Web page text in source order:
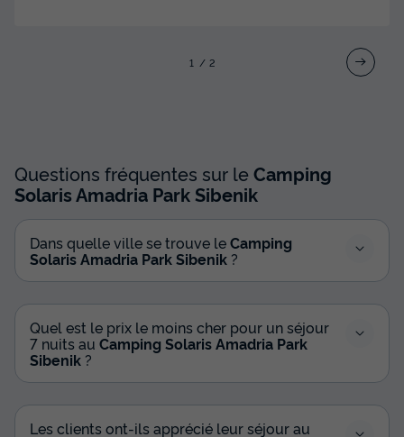
1 2
Questions fréquentes sur leCamping
Solaris Amadria Park Sibenik
Dans quelle ville se trouve leCamping
Solaris Amadria Park Sibenik ?
Quel est le prix le moins cher pour un séjour
7 nuits au Camping Solaris Amadria Park
Sibenik ?
Les clients ont-ils apprécié leur séjour au